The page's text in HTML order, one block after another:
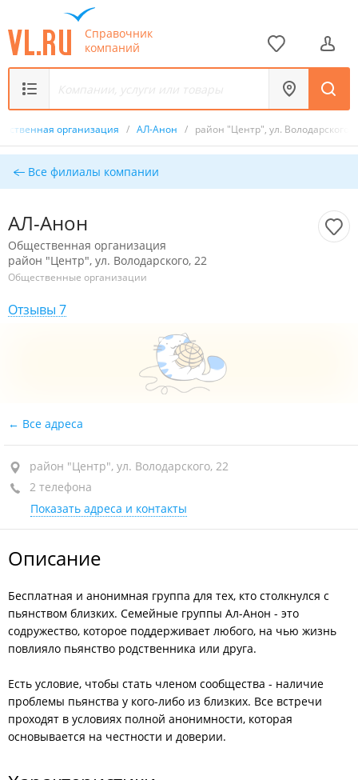
Справочник
компаний
организация / АЛ-Анон / район "Центр", ул. Володарского,
Все филиалы компании
АЛ-Анон
Общественная организация
район "Центр", ул. Володарского, 22
Общественные организации
Отзывы 7
Все адреса
район "Центр", ул. Володарского, 22
2 телефона
Показать адреса и контакты
Описание
Бесплатная и анонимная группа для тех, кто столкнулся с
пьянством близких. Семейные группы Ал-Анон - это
содружество, которое поддерживает любого, на чью жизнь
повлияло пьянство родственника или друга.
Есть условие, чтобы стать членом сообщества - наличие
проблемы пьянства у кого-либо из близких. Все встречи
проходят в условиях полной анонимности, которая
основывается на честности и доверии.